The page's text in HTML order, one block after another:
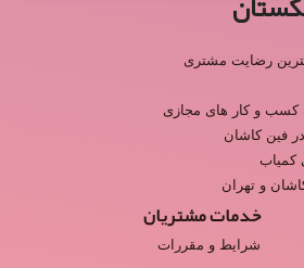
رضایت مشتری
کسب و کار های مجازی
فین کاشان
کمیاب
و تهران
خدمات مشتریان
شرایط و مقررات